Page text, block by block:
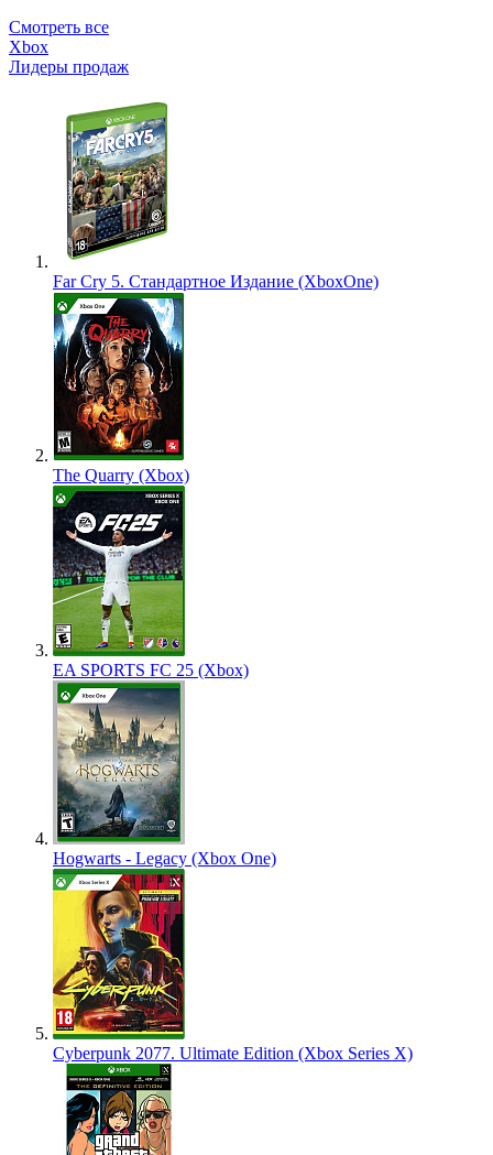
Смотреть все
Xbox
Лидеры продаж
Far Cry 5. Стандартное Издание (XboxOne)
The Quarry (Xbox)
EA SPORTS FC 25 (Xbox)
Hogwarts - Legacy (Xbox One)
Cyberpunk 2077. Ultimate Edition (Xbox Series X)